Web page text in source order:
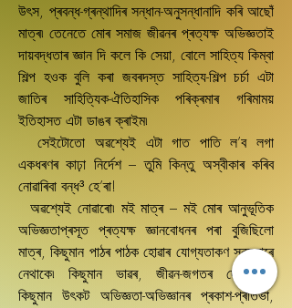
উৎস, প্ৰবন্ধ-গ্ৰন্থাদিৰ সন্ধান-অনুসন্ধানাদি কৰি আছোঁ
মাত্ৰ৷ তেনেতে মোৰ সমাজ জীৱনৰ প্ৰত্যক্ষ অভিজ্ঞতাই
দায়বদ্ধতাৰ জ্ঞান দি কলে কি সেয়া, বোলে সাহিত্য কিম্বা
শিল্প হওক বুলি কৰা জবৰদস্ত সাহিত্য-শিল্প চৰ্চা এটা
জাতিৰ সাহিত্যিক-ঐতিহাসিক পৰিক্ৰমাৰ গৰিমাময়
ইতিহাসত এটা ডাঙৰ ক্ৰাইম৷
সেইটোতো অৱশ্যেই এটা গাত পাতি ল’ব লগা
একধৰণৰ কাঢ়া নিৰ্দেশ – তুমি কিন্তু অস্বীকাৰ কৰিব
নোৱাৰিবা বন্ধ³ হে’ৰা!
অৱশ্যেই নোৱাৰো৷ মই মাত্ৰ – মই মোৰ আনুভূতিক
অভিজ্ঞতাপ্ৰসূত প্ৰত্যক্ষ জ্ঞানবোধনৰ পৰা বুজিছিলো
মাত্ৰ, কিছুমান পাঠৰ পাঠক হোৱাৰ যোগ্যতাকণ সকলোৰে
নেথাকে৷ কিছুমান ভাৱৰ, জীৱন-জগতৰ দোমোজাত
কিছুমান উৎকট অভিজ্ঞতা-অভিজ্ঞানৰ প্ৰকাশ-প্ৰতিভা,